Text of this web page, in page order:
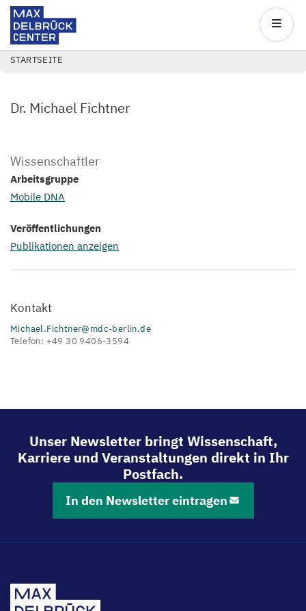
Direkt
Center
Main
PFADNAVIGATION
STARTSEITE
Dr. Michael Fichtner
Wissenschaftler
Arbeitsgruppe
Mobile DNA
Veröffentlichungen
Publikationen anzeigen
Kontakt
Michael.Fichtner@mdc-berlin.de
Telefon: +49 30 9406-3594
Unser Newsletter bringt Wissenschaft,
Karriere und Veranstaltungen direkt in Ihr
Postfach.
In den Newsletter eintragen